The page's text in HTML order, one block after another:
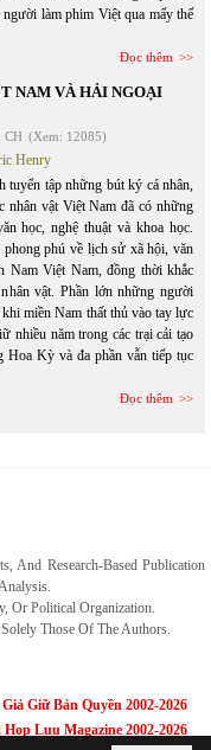
làm phim Việt qua mấy thế
Đọc thêm
NAM VÀ HẢI NGOẠI
CH (Xem: 12085)
Henry
tuyển tập những bút ký cá nhân,
nhân vật Việt Nam đã có những
học, nghệ thuật và khoa học.
phú về lịch sử xã hội, văn
Nam Việt Nam, đồng thời khắc
vật. Phần lớn những người
miền Nam thất thủ vào tay lực
nhiều năm trong các trại cải tạo
Hoa Kỳ và đa phần vẫn tiếp tục
Đọc thêm
And Research-Based Publication
Or Political Organization.
Those Of The Authors.
Giữ Bản Quyền 2002-2026
Luu Magazine 2002-2026